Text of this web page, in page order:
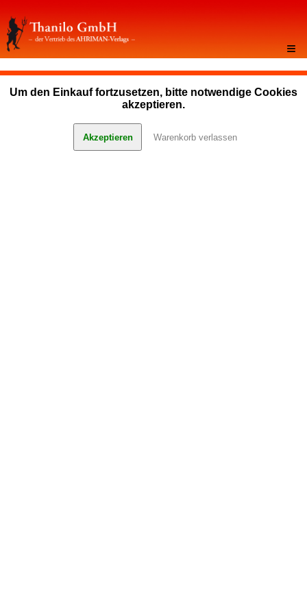
≡
Um den Einkauf fortzusetzen, bitte notwendige Cookies
akzeptieren.
Akzeptieren Warenkorb verlassen